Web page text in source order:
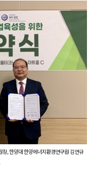
, 한양대 한양에너지환경연구원 김연규